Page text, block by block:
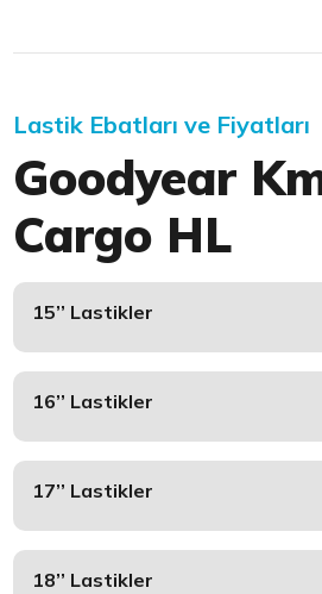
Lastik Ebatları ve Fiyatları
Goodyear
Cargo HL
15’’ Lastikler
16’’ Lastikler
17’’ Lastikler
18’’ Lastikler